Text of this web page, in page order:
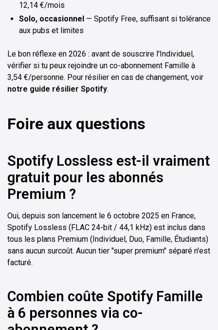
12,14 €/mois
Solo, occasionnel — Spotify Free, suffisant si tolérance
aux pubs et limites
Le bon réflexe en 2026 : avant de souscrire l'Individuel,
vérifier si tu peux rejoindre un co-abonnement Famille à
3,54 €/personne. Pour résilier en cas de changement, voir
notre guide résilier Spotify.
Foire aux questions
Spotify Lossless est-il vraiment
gratuit pour les abonnés
Premium ?
Oui, depuis son lancement le 6 octobre 2025 en France,
Spotify Lossless (FLAC 24-bit / 44,1 kHz) est inclus dans
tous les plans Premium (Individuel, Duo, Famille, Étudiants)
sans aucun surcoût. Aucun tier "super premium" séparé n'est
facturé.
Combien coûte Spotify Famille
à 6 personnes via co-